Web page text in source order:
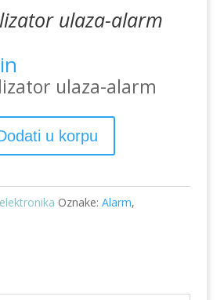
ulaza-alarm
ulaza-alarm
u korpu
Oznake: Alarm,